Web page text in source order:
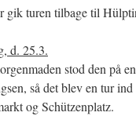
gik turen tilbage til
d. 25.3.
stod den på
så det blev en tur
og Schützenplatz.